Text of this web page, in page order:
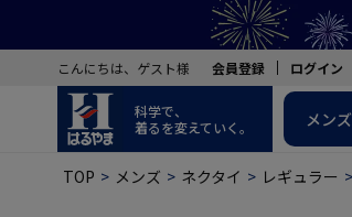
こんにちは、ゲスト様 会員登録 ログイン
科学で、
着るを変えていく。
メンズ
TOP メンズ ネクタイ レギュラー